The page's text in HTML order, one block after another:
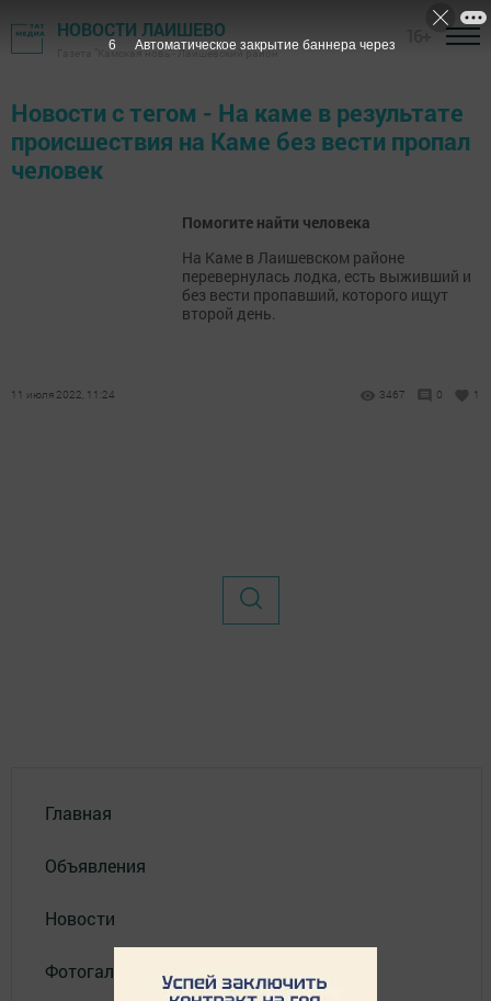
НОВОСТИ ЛАИШЕВО
Газета "Камская новь"- Лаишевский район
Новости с тегом - На каме в результате
происшествия на Каме без вести пропал
человек
Помогите найти человека
На Каме в Лаишевском районе
перевернулась лодка, есть выживший и
без вести пропавший, которого ищут
второй день.
11 июля 2022, 11:24 3467 0 1
Главная
Объявления
Новости
Фотогалерея
6 Автоматическое закрытие баннера через